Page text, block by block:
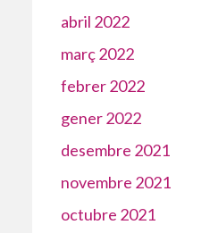
abril 2022
març 2022
febrer 2022
gener 2022
desembre 2021
novembre 2021
octubre 2021